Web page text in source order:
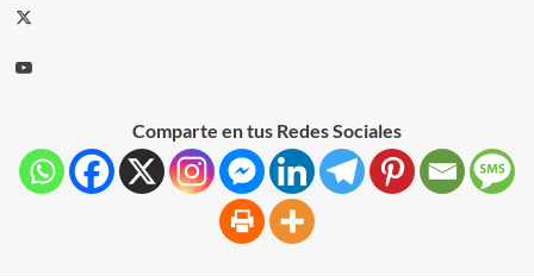
Comparte en tus Redes Sociales